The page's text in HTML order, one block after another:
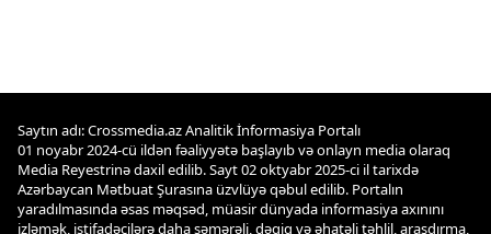
Saytın adı: Crossmedia.az Analitik İnformasiya Portalı
01 noyabr 2024-cü ildən fəaliyyətə başlayıb və onlayn media olaraq
Media Reyestrinə daxil edilib. Sayt 02 oktyabr 2025-ci il tarixdə
Azərbaycan Mətbuat Şurasına üzvlüyə qəbul edilib. Portalın
yaradılmasında əsas məqsəd, müasir dünyada informasiya axınını
izləmək, istifadəçilərə daha səmərəli, dəqiq və əhatəli təhlil, araşdırma,